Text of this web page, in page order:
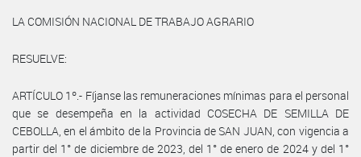
LA COMISIÓN NACIONAL DE TRABAJO AGRARIO
RESUELVE:
ARTÍCULO 1º.- Fíjanse las remuneraciones mínimas para el personal
que se desempeña en la actividad COSECHA DE SEMILLA DE
CEBOLLA, en el ámbito de la Provincia de SAN JUAN, con vigencia a
partir del 1° de diciembre de 2023, del 1° de enero de 2024 y del 1°